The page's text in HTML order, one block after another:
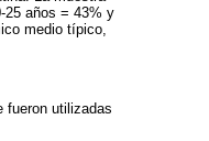
25 años = 43% y
medio típico,
fueron utilizadas